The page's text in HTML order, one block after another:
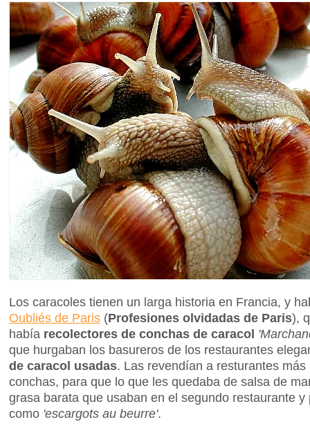
Los caracoles tienen un larga historia en Francia, y
Oubliés de Paris (Profesiones olvidadas de Paris),
había recolectores de conchas de caracol
que hurgaban los basureros de los restaurantes
de caracol usadas. Las revendían a resturantes
conchas, para que lo que les quedaba de salsa de
grasa barata que usaban en el segundo restaurante
como 'escargots au beurre'.